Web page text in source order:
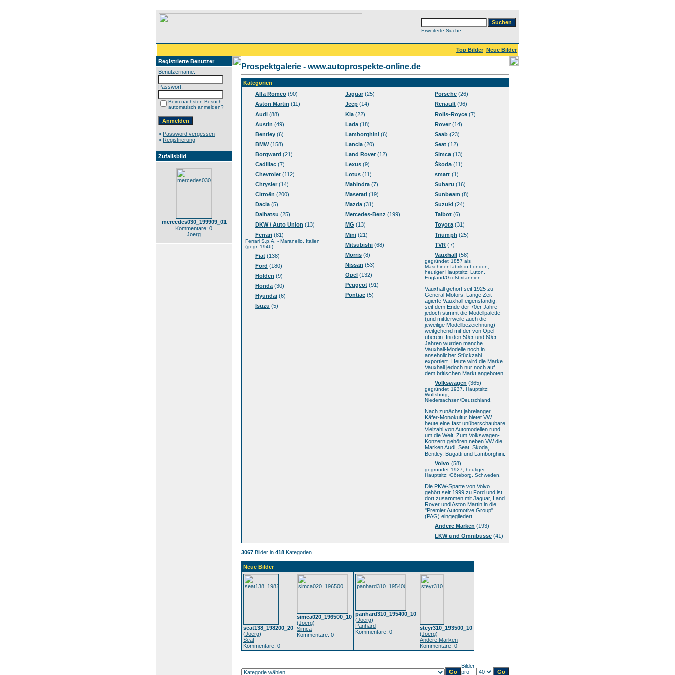
Erweiterte Suche
Top Bilder Neue Bilder
Registrierte Benutzer
Benutzername:
Passwort:
Beim nächsten Besuch
automatisch anmelden?
» Password vergessen
» Registrierung
Zufallsbild
mercedes030_199909_01
Kommentare: 0
Joerg
Prospektgalerie - www.autoprospekte-online.de
Kategorien
Alfa Romeo (90)
Aston Martin (11)
Audi (88)
Austin (49)
Bentley (6)
BMW(158)
Borgward (21)
Cadillac (7)
Chevrolet (112)
Chrysler(14)
Citroën (200)
Dacia (5)
Daihatsu (25)
DKW / Auto Union (13)
Ferrari (81)
Ferrari S.p.A. - Maranello, Italien
(gegr. 1946)
Fiat (138)
Ford (180)
Holden (9)
Honda (30)
Hyundai (6)
Isuzu (5)
Jaguar(25)
Jeep (14)
Kia (22)
Lada (18)
Lamborghini (6)
Lancia (20)
Land Rover(12)
Lexus (9)
Lotus (11)
Mahindra (7)
Maserati (19)
Mazda (31)
Mercedes-Benz (199)
MG (13)
Mini (21)
Mitsubishi (68)
Morris (8)
Nissan (53)
Opel (132)
Peugeot (91)
Pontiac (5)
Porsche (26)
Renault (96)
Rolls-Royce (7)
Rover(14)
Saab (23)
Seat (12)
Simca (13)
Škoda (11)
smart (1)
Subaru (16)
Sunbeam (8)
Suzuki (24)
Talbot (6)
Toyota (31)
Triumph (25)
TVR (7)
Vauxhall (58)
gegründet 1857 als
Maschinenfabrik in London,
heutiger Hauptsitz: Luton,
England/Großbritannien.
Vauxhall gehört seit 1925 zu
General Motors. Lange Zeit
agierte Vauxhall eigenständig,
seit dem Ende der 70er Jahre
jedoch stimmt die Modellpalette
(und mittlerweile auch die
jeweilige Modellbezeichnung)
weitgehend mit der von Opel
überein. In den 50er und 60er
Jahren wurden manche
Vauxhall-Modelle noch in
ansehnlicher Stückzahl
exportiert. Heute wird die Marke
Vauxhall jedoch nur noch auf
dem britischen Markt angeboten.
Volkswagen (365)
gegründet 1937, Hauptsitz:
Wolfsburg,
Niedersachsen/Deutschland.
Nach zunächst jahrelanger
Käfer-Monokultur bietet VW
heute eine fast unüberschaubare
Vielzahl von Automodellen rund
um die Welt. Zum Volkswagen-
Konzern gehören neben VW die
Marken Audi, Seat, Skoda,
Bentley, Bugatti und Lamborghini.
Volvo (58)
gegründet 1927, heutiger
Hauptsitz: Göteborg, Schweden.
Die PKW-Sparte von Volvo
gehört seit 1999 zu Ford und ist
dort zusammen mit Jaguar, Land
Rover und Aston Martin in die
"Premier Automotive Group"
(PAG) eingegliedert.
Andere Marken (193)
LKW und Omnibusse (41)
3067 Bilder in 418 Kategorien.
Neue Bilder
seat138_198200_20
(Joerg)
Seat
Kommentare: 0
simca020_196500_10
(Joerg)
Simca
Kommentare: 0
panhard310_195400_10
(Joerg)
Panhard
Kommentare: 0
steyr310_193500_10
(Joerg)
Andere Marken
Kommentare: 0
Bilder
pro